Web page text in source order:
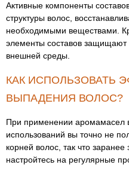
Активные компоненты
структуры волос,
необходимыми веществами.
элементы составов защищают
внешней среды.
КАК ИСПОЛЬЗОВАТЬ
ВЫПАДЕНИЯ ВОЛОС?
При применении аромамасел
использований вы точно не
корней волос, так что заранее
настройтесь на регулярные